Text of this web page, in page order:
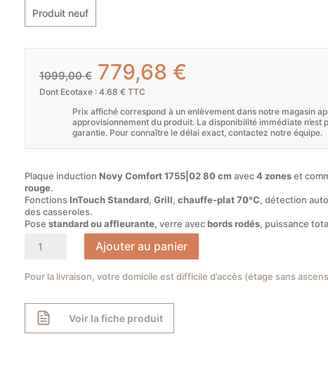
Produit neuf
1099,00€ Le
prix
initial
était :
1099,00 €.
779,68 €Le
actuel
est :
779,68 €.
Dont Ecotaxe : 4.68 € TTC
Prix affiché correspond à un enlèvement dans notre magasin
approvisionnement du produit. La disponibilité immédiate n’est
garantie. Pour connaître le délai exact, contactez notre équipe.
Plaque induction Novy Comfort 1755|02 80 cm avec4 zoneset
rouge.
FonctionsInTouch Standard, Grill, chauffe-plat 70°C, détection
des casseroles.
Pose standard ou affleurante, verre avecbords rodés, puissance
quantité
Plaque
Novy
Comfort
Ajouter au panier
Pour la livraison, votre domicile est difficile d’accès (étage sans
Voir la fiche produit